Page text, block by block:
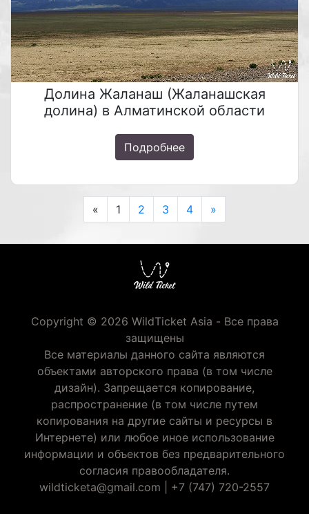
Долина Жаланаш (Жаланашская
долина) в Алматинской области
Подробнее
«Previous
1 2 3 4 »Next
Copyright © 2026 WildTicket Asia - Все права
защищены
Все материалы данного сайта являются
объектами авторского права (в том числе
дизайн). Запрещается копирование,
распространение (в том числе путем
копирования на другие сайты и ресурсы в
Интернете) или любое иное использование
информации и объектов без предварительного
согласия правообладателя.
wildticketa@gmail.com
+7 (747) 720-2557